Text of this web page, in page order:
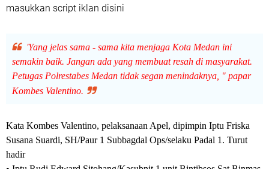
masukkan script iklan disini
'Yang jelas sama - sama kita menjaga Kota Medan ini
semakin baik. Jangan ada yang membuat resah di masyarakat.
Petugas Polrestabes Medan tidak segan menindaknya, " papar
Kombes Valentino.
Kata Kombes Valentino, pelaksanaan Apel, dipimpin Iptu Friska
Susana Suardi, SH/Paur 1 Subbagdal Ops/selaku Padal 1. Turut
hadir